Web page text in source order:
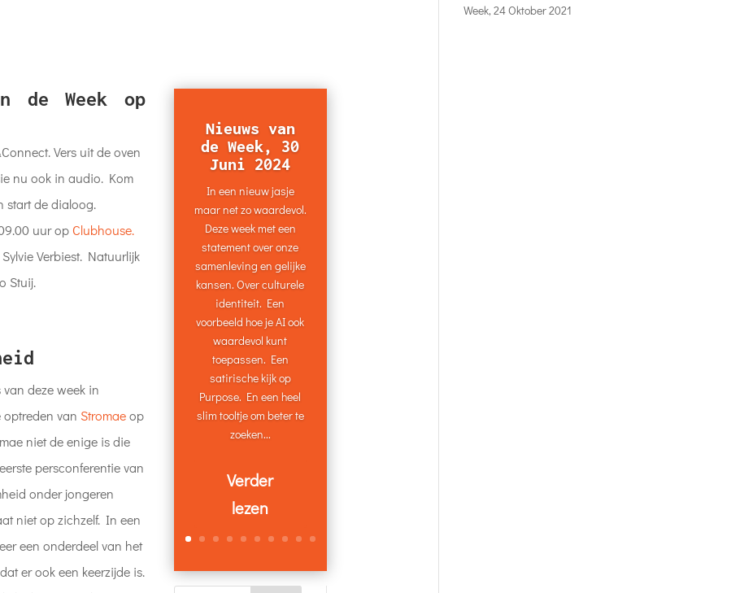
de Week op
Vers uit de oven
nu ook in audio. Kom
start de dialoog.
uur opClubhouse.
Verbiest. Natuurlijk
Stuij.
van deze week in
van Stromaeop
niet de enige is die
persconferentie van
onder jongeren
niet op zichzelf. In een
een onderdeel van het
er ook een keerzijde is.
Nieuws van
de Week, 30
Juni 2024
In een nieuw jasje
maar net zo waardevol.
Deze week met een
statement over onze
samenleving en gelijke
kansen. Over culturele
identiteit. Een
voorbeeld hoe je AI ook
waardevol kunt
toepassen. Een
satirische kijk op
Purpose. En een heel
slim tooltje om beter te
zoeken...
Verder
lezen
Week, 24 Oktober 2021